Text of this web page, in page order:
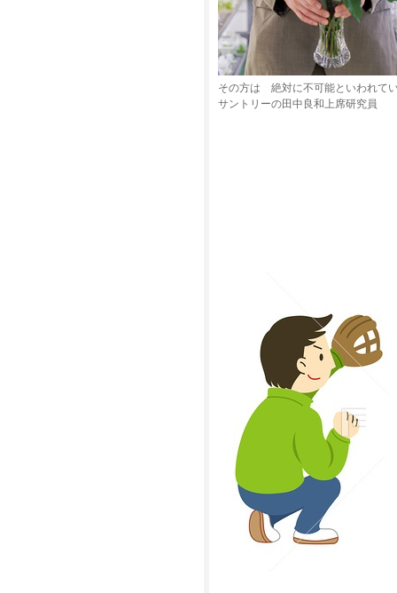
その方は 絶対に不可能といわれて
サントリーの田中良和上席研究員